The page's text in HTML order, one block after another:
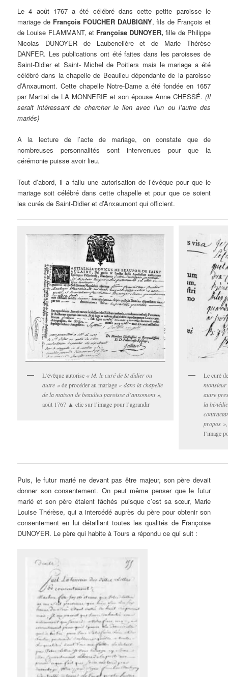
Le 4 août 1767 a été célébré dans cette petite paroisse le
mariage de François FOUCHER DAUBIGNY, fils de François et
de Louise FLAMMANT, et Françoise DUNOYER,fille de Philippe
Nicolas DUNOYER de Laubenelière et de Marie Thérèse
DANFER. Les publications ont été faites dans les paroisses de
Saint-Didier et Saint- Michel de Poitiers mais le mariage a été
célébré dans la chapelle de Beaulieu dépendante de la paroisse
d’Anxaumont. Cette chapelle Notre-Dame a été fondée en 1657
par Martial de LA MONNERIE et son épouse Anne CHESSÉ. (Il
serait intéressant de chercher le lien avec l’un ou l’autre des
mariés)
A la lecture de l’acte de mariage, on constate que de
nombreuses personnalités sont intervenues pour que la
cérémonie puisse avoir lieu.
Tout d’abord, il a fallu une autorisation de l’évêque pour que le
mariage soit célébré dans cette chapelle et pour que ce soient
les curés de Saint-Didier et d’Anxaumont qui officient.
L’évêque autorise « M. le curé de St didier ou
autre »de procéder au mariage « dans la chapelle
de la maison de beaulieu paroisse d’anxomont »,
août 1767 ▲ clic sur l’image pour l’agrandir
Le curé
monsieur
autre
la
propos »,
l’image
Puis, le futur marié ne devant pas être majeur, son père devait
donner son consentement. On peut même penser que le futur
marié et son père étaient fâchés puisque c’est sa sœur, Marie
Louise Thérèse, qui a intercédé auprès du père pour obtenir son
consentement en lui détaillant toutes les qualités de Françoise
DUNOYER. Le père qui habite à Tours a répondu ce qui suit :